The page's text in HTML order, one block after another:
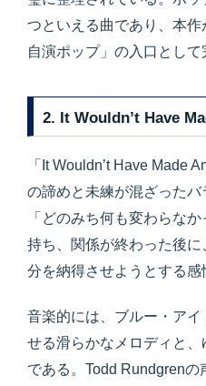
つといえる曲であり、本
自演ポップ」の入口として
2. It Wouldn’t Have
「It Wouldn’t Have Made
の諦めと未練が混ざった
「どのみち何も変わらな
持ち、関係が終わった後
分を納得させようとする感
音楽的には、ブルー・ア
せる滑らかなメロディと
である。Todd Rundgren